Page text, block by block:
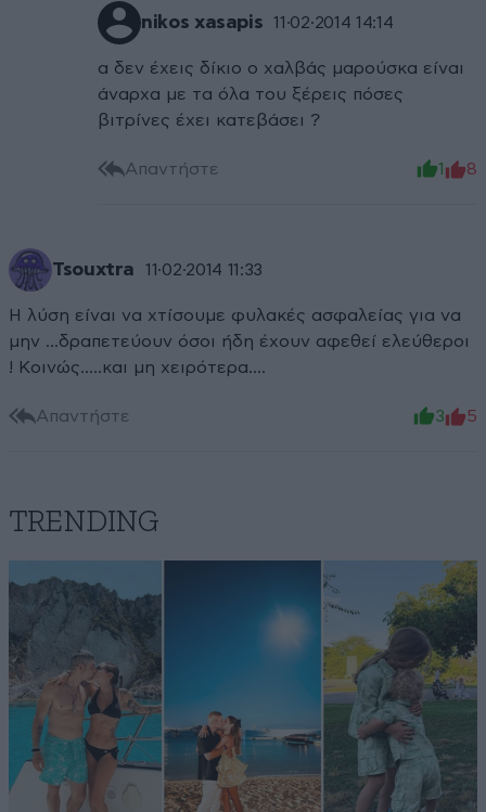
nikos xasapis 11·02·2014 14:14
α δεν έχεις δίκιο ο χαλβάς μαρούσκα είναι
άναρχα με τα όλα του ξέρεις πόσες
βιτρίνες έχει κατεβάσει ?
Απαντήστε 1 8
Tsouxtra 11·02·2014 11:33
Η λύση είναι να χτίσουμε φυλακές ασφαλείας για να
μην ...δραπετεύουν όσοι ήδη έχουν αφεθεί ελεύθεροι
! Κοινώς.....και μη χειρότερα....
Απαντήστε 3 5
TRENDING